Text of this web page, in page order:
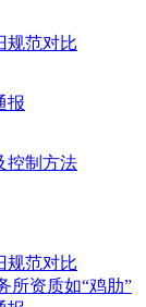
规范对比
报
控制方法
规范对比
所资质如“鸡肋”